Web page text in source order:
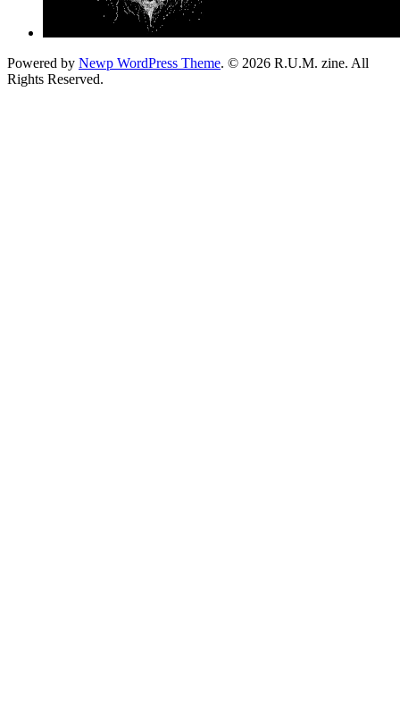
Powered by Newp WordPress Theme. © 2026 R.U.M. zine. All
Rights Reserved.